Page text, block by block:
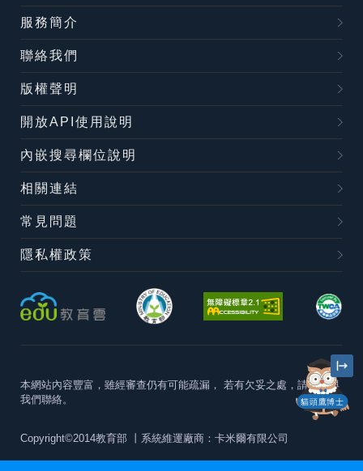
貓頭鷹博士
服務簡介
聯絡我們
版權聲明
開放API使用說明
內嵌搜尋欄位說明
相關連結
常見問題
隱私權政策
本網站內容豐富，雖經審查仍有可能疏漏， 若有欠妥之處，請隨時與
我們聯絡。
Copyright©2014教育部 丨系統維運廠商：卡米爾有限公司